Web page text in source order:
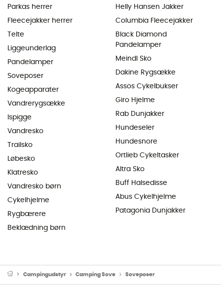
Parkas herrer
Fleecejakker herrer
Telte
Liggeunderlag
Pandelamper
Soveposer
Kogeapparater
Vandrerygsække
Ispigge
Vandresko
Trailsko
Løbesko
Klatresko
Vandresko børn
Cykelhjelme
Rygbærere
Beklædning børn
Helly Hansen Jakker
Columbia Fleecejakker
Black Diamond
Pandelamper
Meindl Sko
Dakine Rygsække
Assos Cykelbukser
Giro Hjelme
Rab Dunjakker
Hundeseler
Hundesnore
Ortlieb Cykeltasker
Altra Sko
Buff Halsedisse
Abus Cykelhjelme
Patagonia Dunjakker
Campingudstyr Camping Sove Soveposer